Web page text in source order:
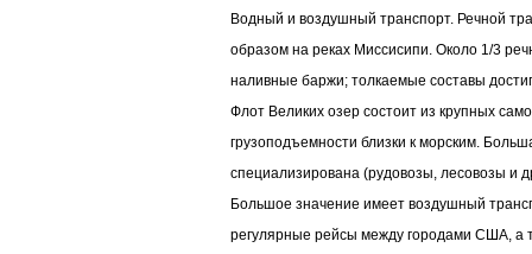
Водный и воздушный транспорт. Речной
образом на реках Миссисипи. Около 1/3
наливные баржи; толкаемые составы
Флот Великих озер состоит из крупных
грузоподъемности близки к морским.
специализирована (рудовозы, лесовозы и
Большое значение имеет воздушный
регулярные рейсы между городами США, а